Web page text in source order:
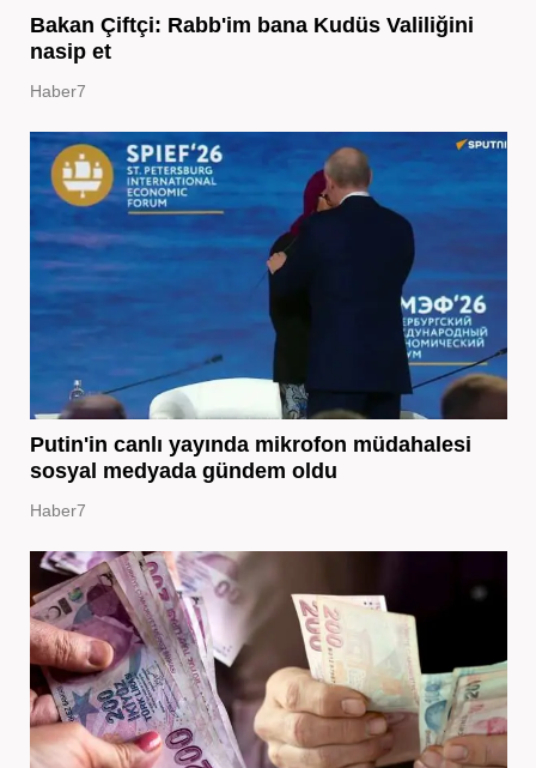
Bakan Çiftçi: Rabb'im bana Kudüs Valiliğini
nasip et
Haber7
Putin'in canlı yayında mikrofon müdahalesi
sosyal medyada gündem oldu
Haber7